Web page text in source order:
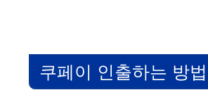
쿠페이 인출하는 방법